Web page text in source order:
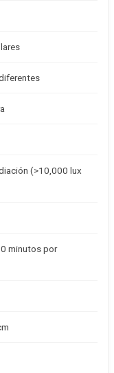
(>10,000 lux
minutos por